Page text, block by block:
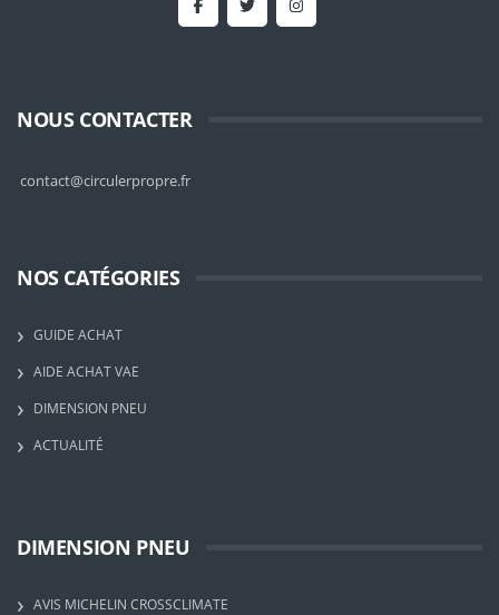
NOUS CONTACTER
contact@circulerpropre.fr
NOS CATÉGORIES
GUIDE ACHAT
AIDE ACHAT VAE
DIMENSION PNEU
ACTUALITÉ
DIMENSION PNEU
AVIS MICHELIN CROSSCLIMATE